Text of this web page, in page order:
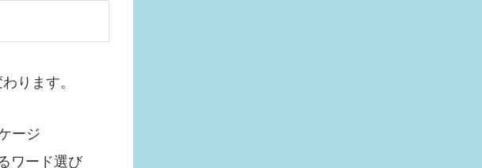
ります。
ージ
ワード選び